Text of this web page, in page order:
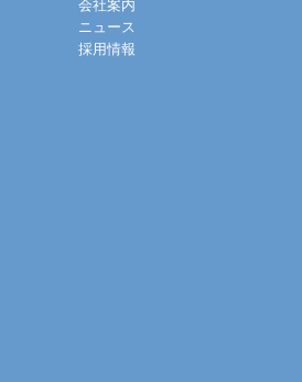
会社案内
ニュース
採用情報